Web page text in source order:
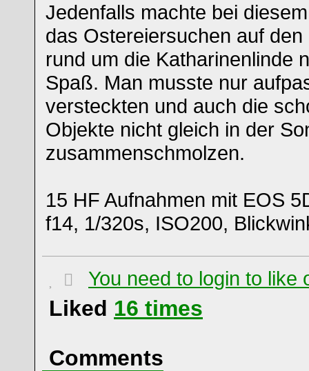
Jedenfalls machte bei
das Ostereiersuchen auf
rund um die Katharinenlinde
Spaß. Man musste nur
versteckten und auch die
Objekte nicht gleich in der
zusammenschmolzen.
15 HF Aufnahmen mit EOS
f14, 1/320s, ISO200,
You need to login to like
Liked 16 times
Comments